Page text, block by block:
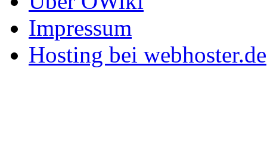
Impressum
Hosting bei webhoster.de